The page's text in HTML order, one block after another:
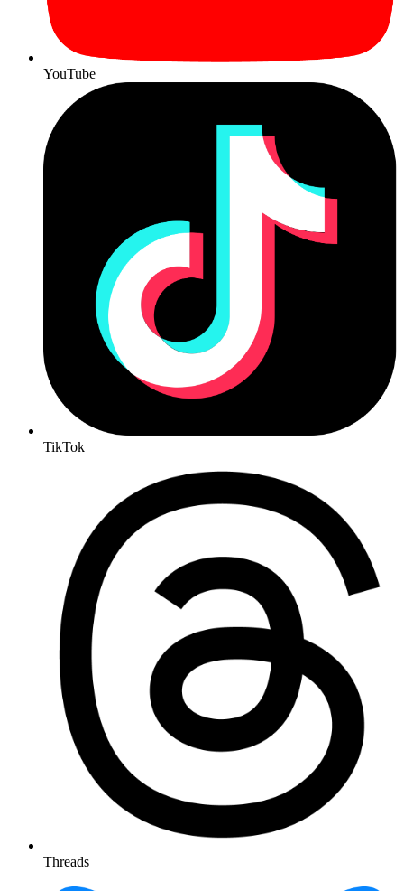
YouTube
TikTok
Threads